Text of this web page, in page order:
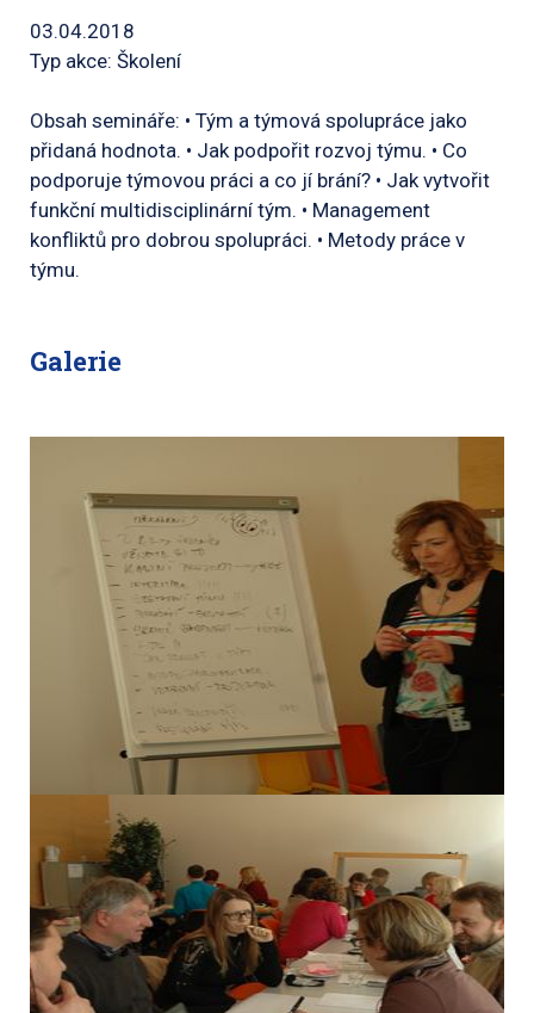
03.04.2018
Typ akce: Školení
Obsah semináře: • Tým a týmová spolupráce jako
přidaná hodnota. • Jak podpořit rozvoj týmu. • Co
podporuje týmovou práci a co jí brání? • Jak vytvořit
funkční multidisciplinární tým. • Management
konfliktů pro dobrou spolupráci. • Metody práce v
týmu.
Galerie